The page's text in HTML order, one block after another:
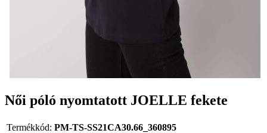
Női póló nyomtatott JOELLE fekete
Termékkód: PM-TS-SS21CA30.66_360895